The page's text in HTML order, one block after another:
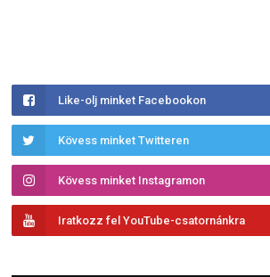
Like-olj minket Facebookon
Kövess minket Twitteren
Kövess minket Instagramon
Iratkozz fel YouTube-csatornánkra